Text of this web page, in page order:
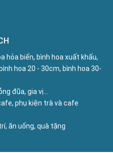
hỏa biến, bình hoa xuất khấu,
hoa 20 - 30cm, bình hoa 30-
đũa, gia vị...
phụ kiện trà và cafe
ăn uống, quà tặng